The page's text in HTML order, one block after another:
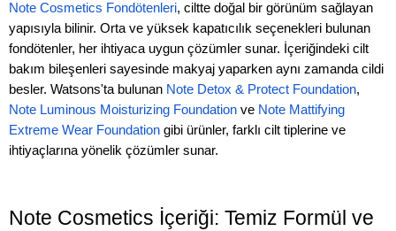
Note Cosmetics Fondötenleri, ciltte doğal bir görünüm sağlayan
yapısıyla bilinir. Orta ve yüksek kapatıcılık seçenekleri bulunan
fondötenler, her ihtiyaca uygun çözümler sunar. İçeriğindeki cilt
bakım bileşenleri sayesinde makyaj yaparken aynı zamanda cildi
besler. Watsons'ta bulunan Note Detox & Protect Foundation,
Note Luminous Moisturizing Foundation ve Note Mattifying
Extreme Wear Foundation gibi ürünler, farklı cilt tiplerine ve
ihtiyaçlarına yönelik çözümler sunar.
Note Cosmetics İçeriği: Temiz Formül ve